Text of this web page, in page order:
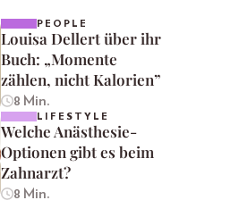
PEOPLE
Louisa Dellert über ihr
Buch: „Momente
zählen, nicht Kalorien”
8 Min.
LIFESTYLE
Welche Anästhesie-
Optionen gibt es beim
Zahnarzt?
8 Min.